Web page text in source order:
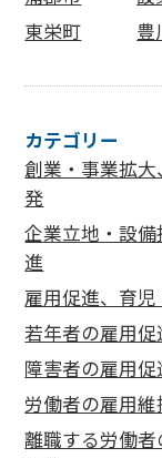
東栄町
豊
カテゴリー
創業・事業拡
発
企業立地・設備
進
雇用促進、育
若年者の雇用促
障害者の雇用促
労働者の雇用維
離職する労働者